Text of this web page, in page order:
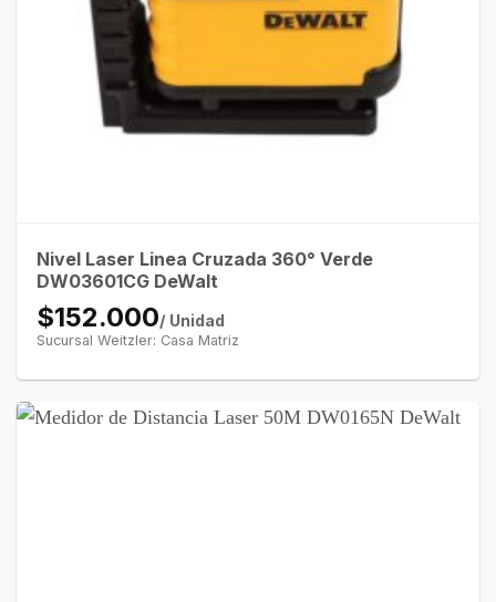
Nivel Laser Linea Cruzada 360° Verde
DW03601CG DeWalt
$152.000/ Unidad
Sucursal Weitzler: Casa Matriz